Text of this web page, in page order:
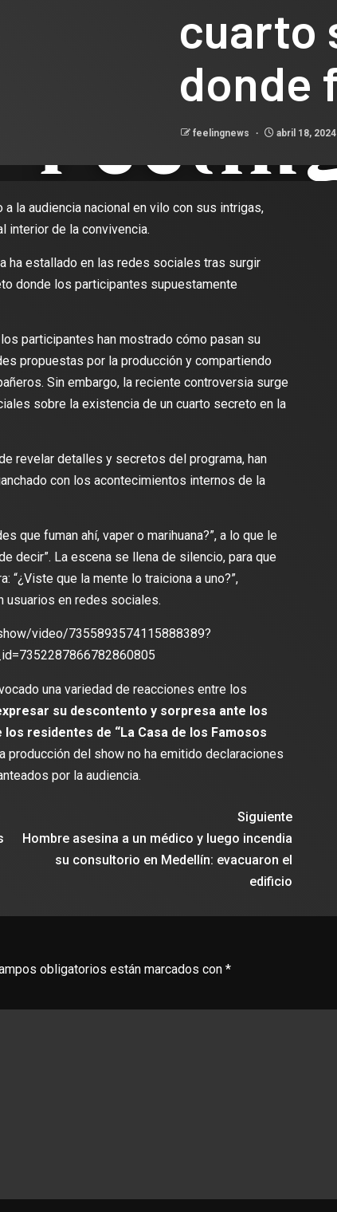
cuarto
donde
feelingnews abril 18, 2024
la audiencia nacional en vilo con sus intrigas,
interior de la convivencia.
ha estallado en las redes sociales tras surgir
donde los participantes supuestamente
participantes han mostrado cómo pasan su
propuestas por la producción y compartiendo
Sin embargo, la reciente controversia surge
sobre la existencia de un cuarto secreto en la
revelar detalles y secretos del programa, han
con los acontecimientos internos de la
que fuman ahí, vaper o marihuana?”, a lo que le
decir”. La escena se llena de silencio, para que
“¿Viste que la mente lo traiciona a uno?”,
usuarios en redes sociales.
video/7355893574115888389?
una variedad de reacciones entre los
su descontento y sorpresa ante los
residentes de “La Casa de los Famosos
producción del show no ha emitido declaraciones
por la audiencia.
Siguiente
Hombre asesina a un médico y luego incendia
su consultorio en Medellín: evacuaron el
edificio
obligatorios están marcados con *
a aportar con calidad y
de jugar el Mundial de
Travis Scott lanza camiseta